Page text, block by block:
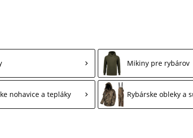
Mikiny pre rybárov
nohavice a tepláky Rybárske obleky a